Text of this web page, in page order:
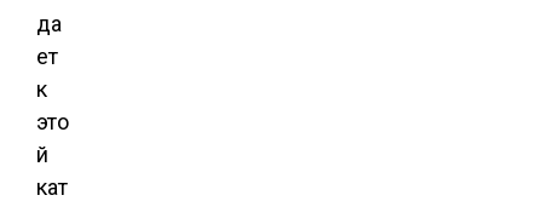
да
ет
к
это
й
кат